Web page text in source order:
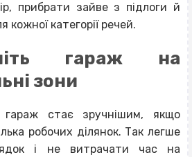
прибрати зайве з підлоги й
кожної категорії речей.
гараж на
зони
гараж стає зручнішим, якщо
робочих ділянок. Так легше
і не витрачати час на